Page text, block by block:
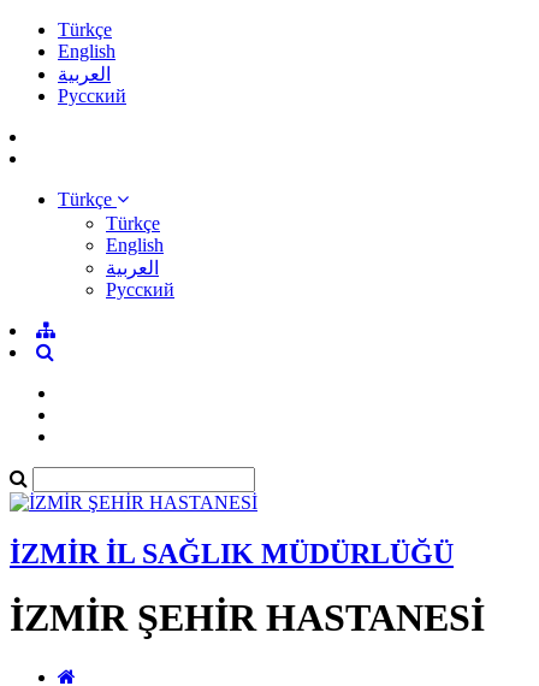
Türkçe
English
العربية
Pусский
Türkçe
Türkçe
English
العربية
Pусский
İZMİR İL SAĞLIK MÜDÜRLÜĞÜ
İZMİR ŞEHİR HASTANESİ